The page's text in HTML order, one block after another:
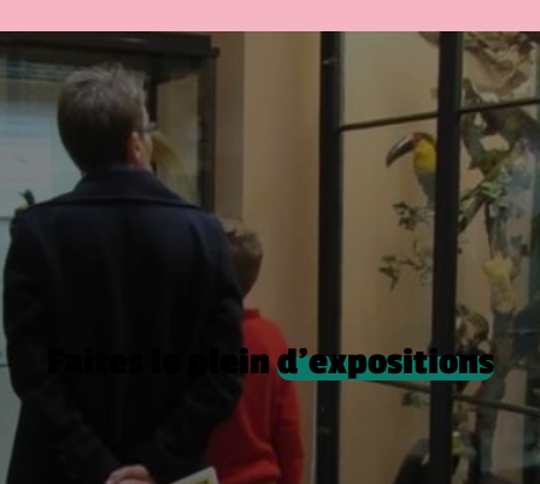
Faites le pleind’expositions